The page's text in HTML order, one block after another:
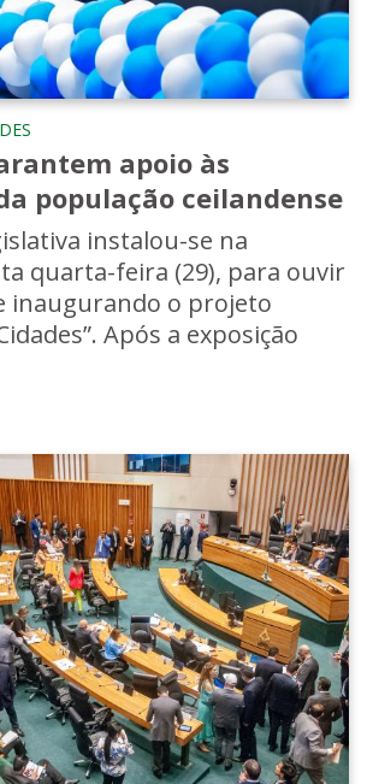
apoio às
população ceilandense
instalou-se na
quarta-feira (29), para ouvir
inaugurando o projeto
Após a exposição